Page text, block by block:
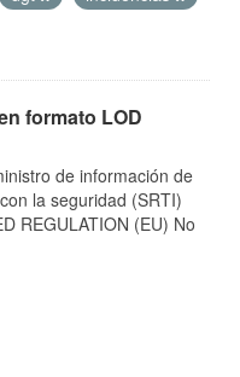
formato LOD
de información de
la seguridad (SRTI)
REGULATION (EU) No